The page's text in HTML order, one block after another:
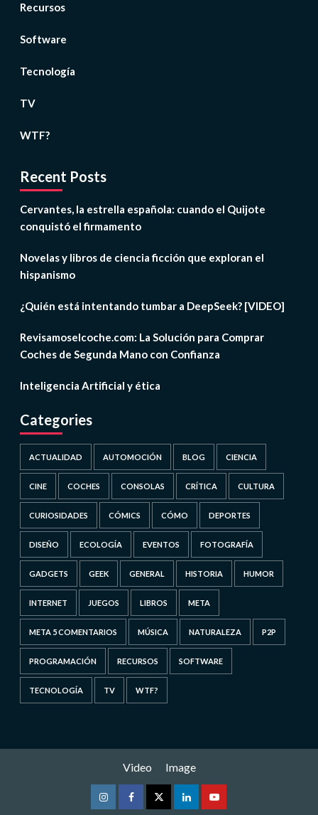
Recursos
Software
Tecnología
TV
WTF?
Recent Posts
Cervantes, la estrella española: cuando el Quijote
conquistó el firmamento
Novelas y libros de ciencia ficción que exploran el
hispanismo
¿Quién está intentando tumbar a DeepSeek? [VIDEO]
Revisamoselcoche.com: La Solución para Comprar
Coches de Segunda Mano con Confianza
Inteligencia Artificial y ética
Categories
ACTUALIDAD AUTOMOCIÓN BLOG CIENCIA
CINE COCHES CONSOLAS CRÍTICA CULTURA
CURIOSIDADES CÓMICS CÓMO DEPORTES
DISEÑO ECOLOGÍA EVENTOS FOTOGRAFÍA
GADGETS GEEK GENERAL HISTORIA HUMOR
INTERNET JUEGOS LIBROS META
META 5 COMENTARIOS MÚSICA NATURALEZA P2P
PROGRAMACIÓN RECURSOS SOFTWARE
TECNOLOGÍA TV WTF?
Video Image
InstagramFacebookTwitterLinkedinYoutube